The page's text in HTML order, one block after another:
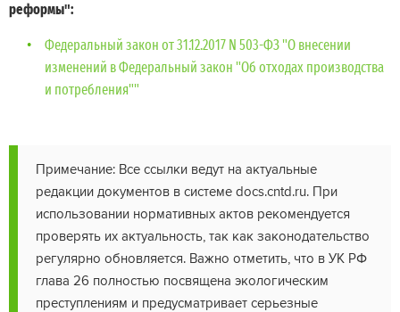
реформы":
Федеральный закон от 31.12.2017 N 503-ФЗ "О внесении
изменений в Федеральный закон "Об отходах производства
и потребления""
Примечание: Все ссылки ведут на актуальные
редакции документов в системе docs.cntd.ru. При
использовании нормативных актов рекомендуется
проверять их актуальность, так как законодательство
регулярно обновляется. Важно отметить, что в УК РФ
глава 26 полностью посвящена экологическим
преступлениям и предусматривает серьезные